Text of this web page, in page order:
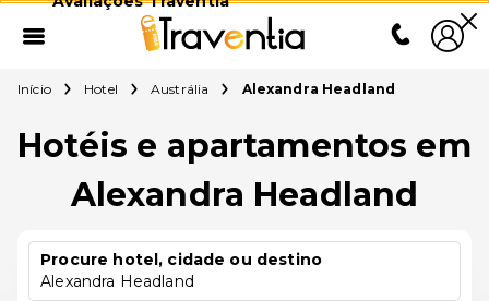
Início Hotel Austrália Alexandra Headland
Hotéis e apartamentos em
Alexandra Headland
Procure hotel, cidade ou destino
Alexandra Headland